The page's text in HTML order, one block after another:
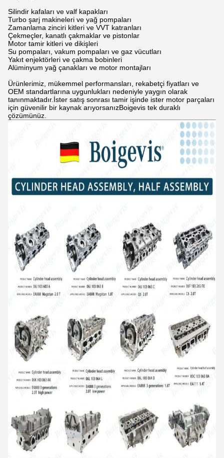
Silindir kafaları ve valf kapakları
Turbo şarj makineleri ve yağ pompaları
Zamanlama zinciri kitleri ve VVT katranları
Çekmeçler, kanatlı çakmaklar ve pistonlar
Motor tamir kitleri ve dikişleri
Su pompaları, vakum pompaları ve gaz vücutları
Yakıt enjektörleri ve çakma bobinleri
Alüminyum yağ çanakları ve motor montajları
Ürünlerimiz, mükemmel performansları, rekabetçi fiyatları ve
OEM standartlarına uygunlukları nedeniyle yaygın olarak
tanınmaktadır.İster satış sonrası tamir işinde ister motor parçaları
için güvenilir bir kaynak arıyorsanızBoigevis tek duraklı
çözümünüz.